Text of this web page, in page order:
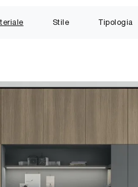
Stile Tipologia